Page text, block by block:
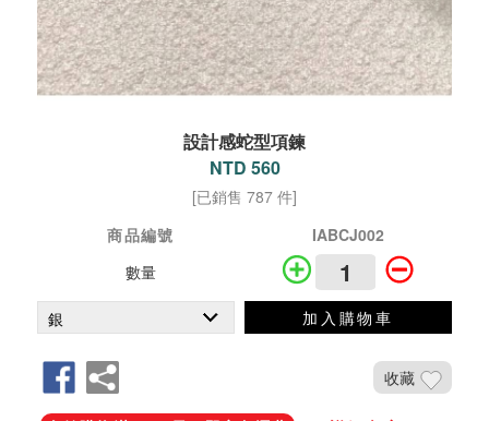
設計感蛇型項鍊
NTD 560
[已銷售 787 件]
商品編號
IABCJ002
數量
加入購物車
收藏